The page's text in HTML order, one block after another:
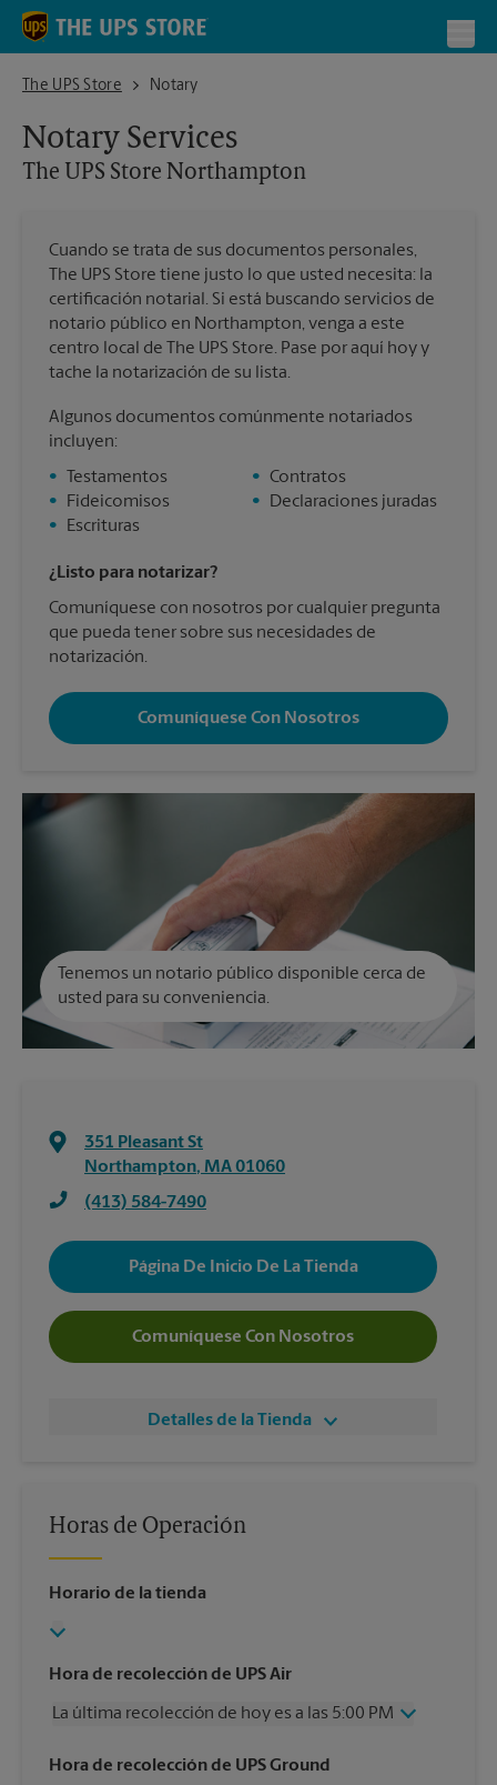
Skip to content
Return to Nav
The UPS Store
The UPS Store Northampton
Notary
Notary Services
The UPS Store Northampton
Cuando se trata de sus documentos personales,
The UPS Store tiene justo lo que usted necesita: la
certificación notarial. Si está buscando servicios de
notario público en Northampton, venga a este
centro local de The UPS Store. Pase por aquí hoy y
tache la notarización de su lista.
Algunos documentos comúnmente notariados
incluyen:
•
Testamentos
•
Fideicomisos
•
Escrituras
• Contratos
•
Declaraciones juradas
¿Listo para notarizar?
Comuníquese con nosotros por cualquier pregunta
que pueda tener sobre sus necesidades de
notarización.
Comuníquese Con Nosotros
Tenemos un notario público disponible cerca de
usted para su conveniencia.
351 Pleasant St
Northampton, MA01060
(413) 584-7490
Página De Inicio De La Tienda
Comuníquese Con Nosotros
Detalles de la Tienda
Horas de Operación
Horario de la tienda
Hora de recolección de UPS Air
La última recolección de hoy es a las 5:00 PM
Miércoles
5:00 PM
Hora de recolección de UPS Ground